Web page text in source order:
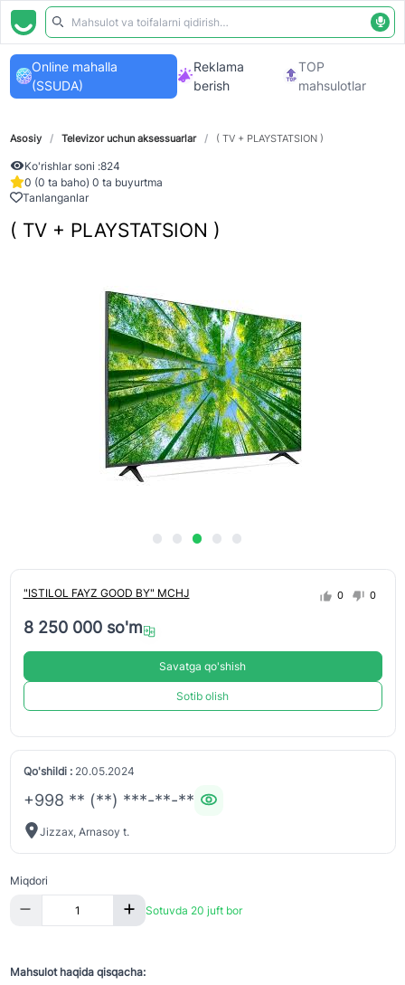
Online mahalla
(SSUDA)
Reklama
berish
TOP
mahsulotlar
Asosiy / Televizor uchun aksessuarlar / ( TV + PLAYSTATSION )
Ko'rishlar soni :824
0 (0 ta baho) 0 ta buyurtma
Tanlanganlar
( TV + PLAYSTATSION )
"ISTILOL FAYZ GOOD BY" MCHJ 0 0
8 250 000 so'm
Savatga qo'shish
Sotib olish
Qo'shildi :20.05.2024
+998 ** (**) ***-**-**
Jizzax, Arnasoy t.
Miqdori
Sotuvda 20 juft bor
Mahsulot haqida qisqacha: